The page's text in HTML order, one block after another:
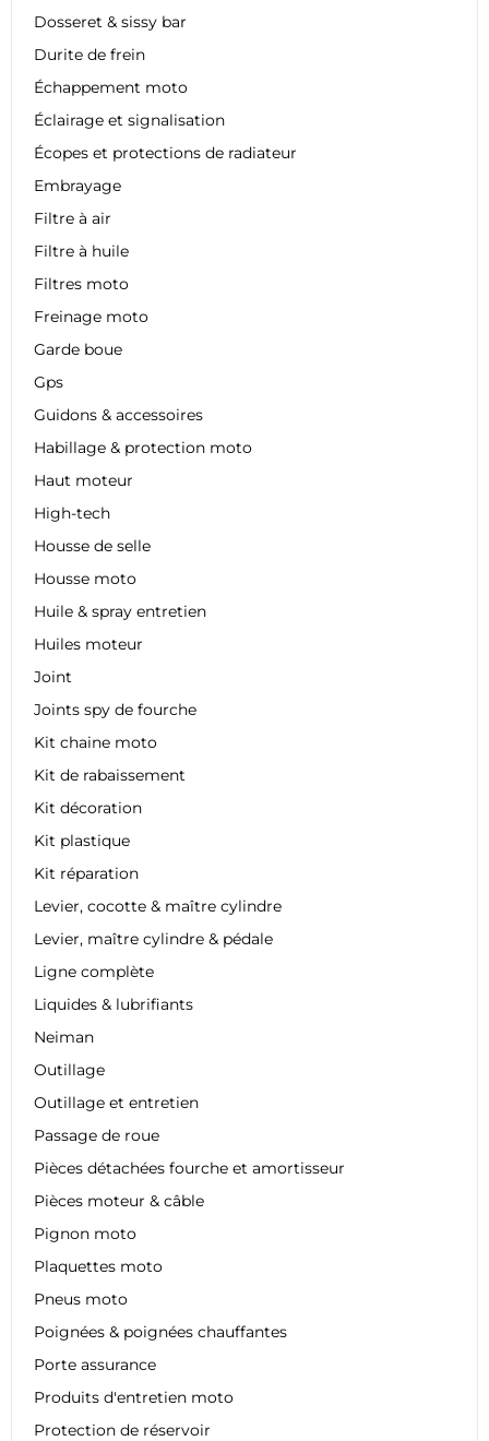
Dosseret & sissy bar
Durite de frein
Échappement moto
Éclairage et signalisation
Écopes et protections de radiateur
Embrayage
Filtre à air
Filtre à huile
Filtres moto
Freinage moto
Garde boue
Gps
Guidons & accessoires
Habillage & protection moto
Haut moteur
High-tech
Housse de selle
Housse moto
Huile & spray entretien
Huiles moteur
Joint
Joints spy de fourche
Kit chaine moto
Kit de rabaissement
Kit décoration
Kit plastique
Kit réparation
Levier, cocotte & maître cylindre
Levier, maître cylindre & pédale
Ligne complète
Liquides & lubrifiants
Neiman
Outillage
Outillage et entretien
Passage de roue
Pièces détachées fourche et amortisseur
Pièces moteur & câble
Pignon moto
Plaquettes moto
Pneus moto
Poignées & poignées chauffantes
Porte assurance
Produits d'entretien moto
Protection de réservoir